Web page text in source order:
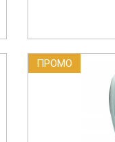
ПРОМO